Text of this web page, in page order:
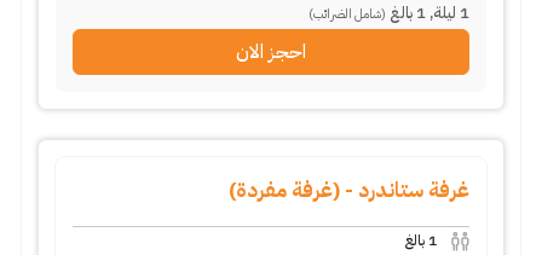
1 ليلة,
1 بالغ (شامل الضرائب)
احجز الان
غرفة ستاندرد - (غرفة مفردة)
1 بالغ